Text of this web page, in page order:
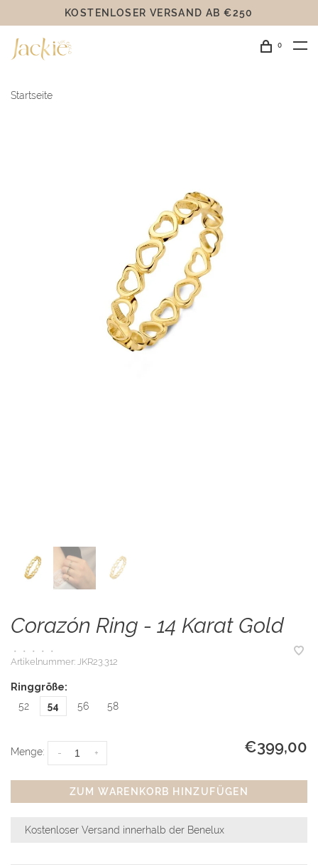
KOSTENLOSER VERSAND AB €250
0
Startseite
Corazón Ring - 14 Karat Gold
• • • •
•
Artikelnummer: JKR23.312
Ringgröße:
52
54 56 58
Menge: +
- €399,00
ZUM WARENKORB HINZUFÜGEN
Kostenloser Versand innerhalb der Benelux